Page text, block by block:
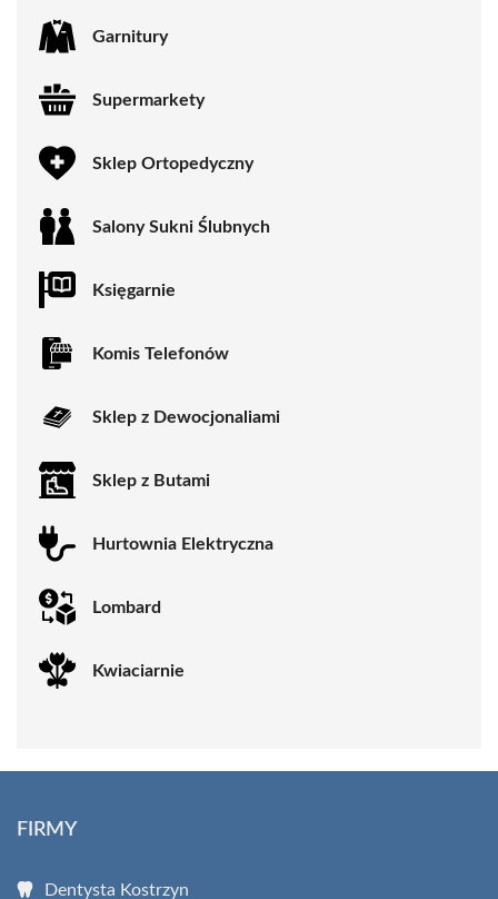
Garnitury
Supermarkety
Sklep Ortopedyczny
Salony Sukni Ślubnych
Księgarnie
Komis Telefonów
Sklep z Dewocjonaliami
Sklep z Butami
Hurtownia Elektryczna
Lombard
Kwiaciarnie
FIRMY
Dentysta Kostrzyn